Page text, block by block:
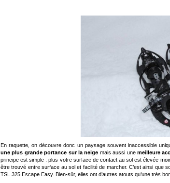
En raquette, on découvre donc un paysage souvent inaccessible
une plus grande portance sur la neige mais aussi unemeilleure
principe est simple : plus votre surface de contact au sol est élevée
être trouvé entre surface au sol et facilité de marcher. C’est ainsi que
TSL 325 Escape Easy. Bien-sûr, elles ont d’autres atouts qu’une très